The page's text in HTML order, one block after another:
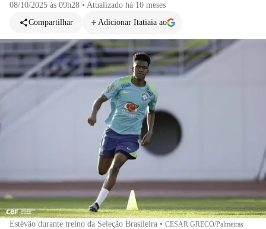
08/10/2025 às 09h28 • Atualizado há 10 meses
Compartilhar
Adicionar Itatiaia ao
Estêvão durante treino da Seleção Brasileira • CESAR GRECO/Palmeiras